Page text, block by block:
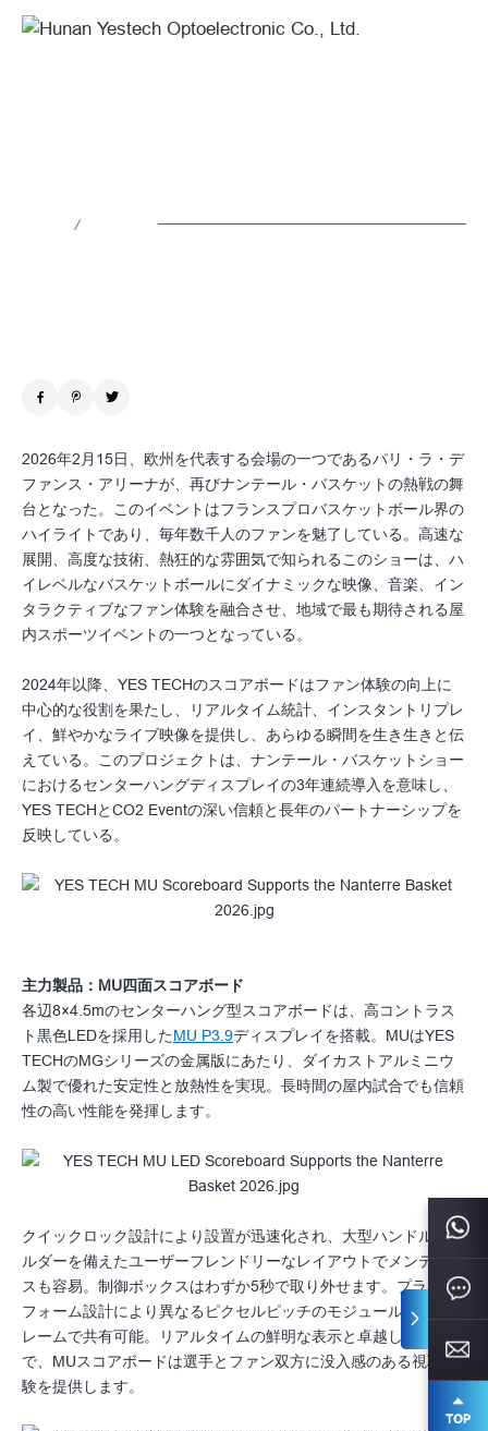
YES
/2026.02.26
2026年2月15日、欧州を代表する会場の一つであるパリ・ラ・デ
ファンス・アリーナが、再びナンテール・バスケットの熱戦の舞
台となった。このイベントはフランスプロバスケットボール界の
ハイライトであり、毎年数千人のファンを魅了している。高速な
展開、高度な技術、熱狂的な雰囲気で知られるこのショーは、ハ
イレベルなバスケットボールにダイナミックな映像、音楽、イン
タラクティブなファン体験を融合させ、地域で最も期待される屋
内スポーツイベントの一つとなっている。
2024年以降、YES TECHのスコアボードはファン体験の向上に
中心的な役割を果たし、リアルタイム統計、インスタントリプレ
イ、鮮やかなライブ映像を提供し、あらゆる瞬間を生き生きと伝
えている。このプロジェクトは、ナンテール・バスケットショー
におけるセンターハングディスプレイの3年連続導入を意味し、
YES TECHとCO2 Eventの深い信頼と長年のパートナーシップを
反映している。
主力製品：MU四面スコアボード
各辺8×4.5mのセンターハング型スコアボードは、高コントラス
ト黒色LEDを採用したMU P3.9ディスプレイを搭載。MUはYES
TECHのMGシリーズの金属版にあたり、ダイカストアルミニウ
ム製で優れた安定性と放熱性を実現。長時間の屋内試合でも信頼
性の高い性能を発揮します。
クイックロック設計により設置が迅速化され、大型ハンドルやホ
ルダーを備えたユーザーフレンドリーなレイアウトでメンテナン
スも容易。制御ボックスはわずか5秒で取り外せます。プラット
フォーム設計により異なるピクセルピッチのモジュールを同一フ
レームで共有可能。リアルタイムの鮮明な表示と卓越した明瞭さ
で、MUスコアボードは選手とファン双方に没入感のある視聴体
験を提供します。